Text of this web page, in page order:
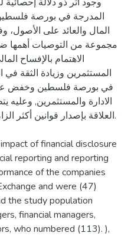
المدرجة في بورصة
المال والعائد على
مجموعة من التوصيات أهمها
الاهتمام بالإفساح
المستثمرين وزيادة الثقة في
في بورصة فلسطين وخفض
الادارة والمستثمرين,
العلاقة بإصدار قوانين أكثر
of financial disclosure
reporting and reporting
of the companies
and were (47)
the study population
financial managers,
who numbered (113). ),